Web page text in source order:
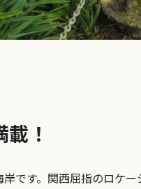
！
です。関西屈指のロケ